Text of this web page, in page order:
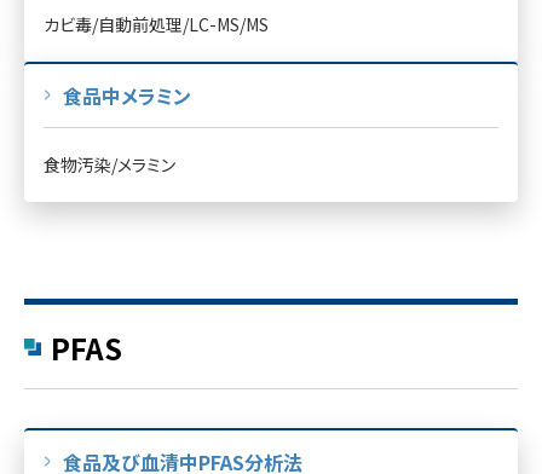
カビ毒/自動前処理/LC-MS/MS
食品中メラミン
食物汚染/メラミン
PFAS
食品及び血清中PFAS分析法